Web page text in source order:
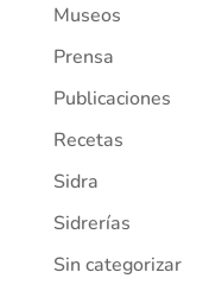
Museos
Prensa
Publicaciones
Recetas
Sidra
Sidrerías
Sin categorizar